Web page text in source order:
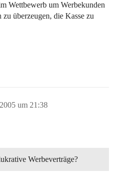
Wettbewerb um Werbekunden
überzeugen, die Kasse zu
um 21:38
Werbeverträge?